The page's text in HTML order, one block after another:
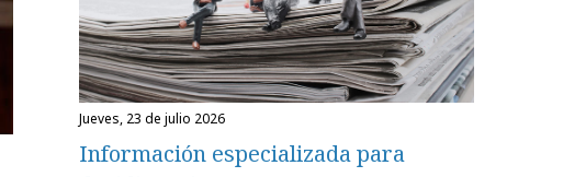
jueves, 23 de julio 2026
Información especializada para